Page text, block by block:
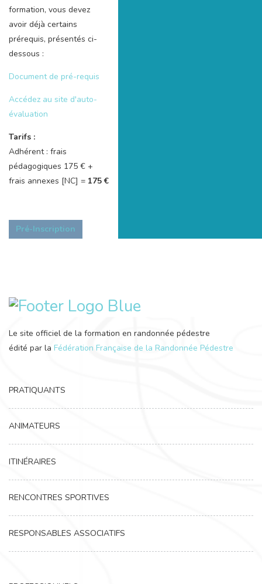
formation, vous devez
avoir déjà certains
prérequis, présentés ci-
dessous :
Document de pré-requis
Accédez au site d'auto-
évaluation
Tarifs :
Adhérent : frais
pédagogiques 175 € +
frais annexes [NC] = 175 €
Pré-Inscription
Le site officiel de la formation en randonnée pédestre
édité par la Fédération Française de la Randonnée Pédestre
PRATIQUANTS
ANIMATEURS
ITINÉRAIRES
RENCONTRES SPORTIVES
RESPONSABLES ASSOCIATIFS